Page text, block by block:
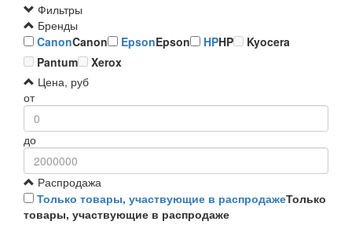
Фильтры
Бренды
CanonCanon EpsonEpson HPHP
Kyocera
Pantum
Xerox
Цена, руб
от
до
Распродажа
Только товары, участвующие в распродажеТолько
товары, участвующие в распродаже